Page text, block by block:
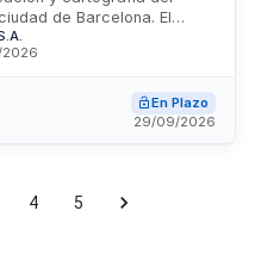
de Barcelona. El
propia incluyendo
Microstation, capacidad de
al sistema Inca Urbano.
mantener continuidad en la
En Plazo
29/09/2026
4 5